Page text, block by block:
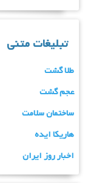
تبلیغات متنی
طلا گشت
عجم گشت
ساختمان سلامت
هاریکا ایده
اخبار روز ایران